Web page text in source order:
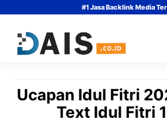
content
#1 Jasa Backlink Media
Ucapan Idul Fitri
Text Idul Fitri